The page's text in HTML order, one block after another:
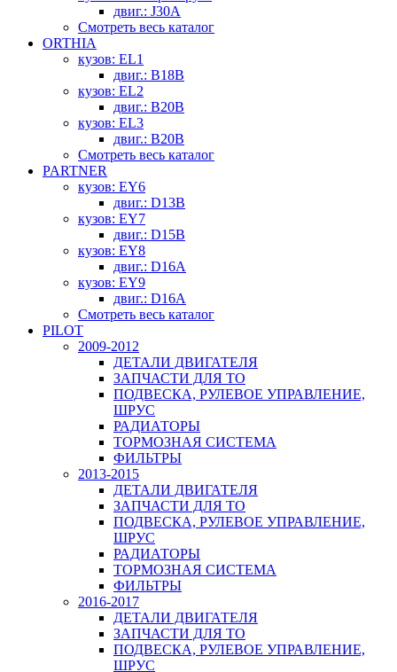
двиг.: J30A
Смотреть весь каталог
ORTHIA
кузов: EL1
двиг.: B18B
кузов: EL2
двиг.: B20B
кузов: EL3
двиг.: B20B
Смотреть весь каталог
PARTNER
кузов: EY6
двиг.: D13B
кузов: EY7
двиг.: D15B
кузов: EY8
двиг.: D16A
кузов: EY9
двиг.: D16A
Смотреть весь каталог
PILOT
2009-2012
ДЕТАЛИ ДВИГАТЕЛЯ
ЗАПЧАСТИ ДЛЯ ТО
ПОДВЕСКА, РУЛЕВОЕ УПРАВЛЕНИЕ,
ШРУС
РАДИАТОРЫ
ТОРМОЗНАЯ СИСТЕМА
ФИЛЬТРЫ
2013-2015
ДЕТАЛИ ДВИГАТЕЛЯ
ЗАПЧАСТИ ДЛЯ ТО
ПОДВЕСКА, РУЛЕВОЕ УПРАВЛЕНИЕ,
ШРУС
РАДИАТОРЫ
ТОРМОЗНАЯ СИСТЕМА
ФИЛЬТРЫ
2016-2017
ДЕТАЛИ ДВИГАТЕЛЯ
ЗАПЧАСТИ ДЛЯ ТО
ПОДВЕСКА, РУЛЕВОЕ УПРАВЛЕНИЕ,
ШРУС